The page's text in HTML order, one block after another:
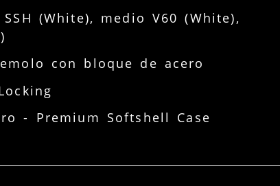
(White), medio V60 (White),
con bloque de acero
- Premium Softshell Case